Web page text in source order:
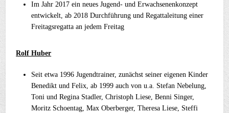
Im Jahr 2017 ein neues Jugend- und Erwachsenenkonzept
entwickelt, ab 2018 Durchführung und Regattaleitung einer
Freitagsregatta an jedem Freitag
Rolf Huber
Seit etwa 1996 Jugendtrainer, zunächst seiner eigenen Kinder
Benedikt und Felix, ab 1999 auch von u.a. Stefan Nebelung,
Toni und Regina Stadler, Christoph Liese, Benni Singer,
Moritz Schoentag, Max Oberberger, Theresa Liese, Steffi